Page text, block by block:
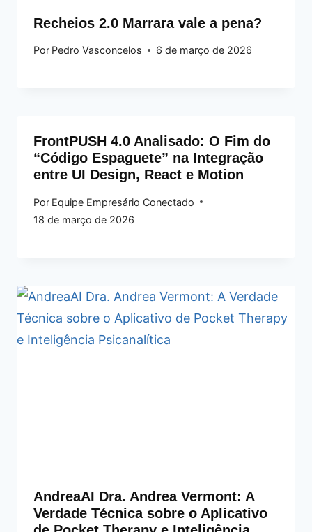
Recheios 2.0 Marrara vale a pena?
Por Pedro Vasconcelos 6 de março de 2026
FrontPUSH 4.0 Analisado: O Fim do
“Código Espaguete” na Integração
entre UI Design, React e Motion
Por Equipe Empresário Conectado
18 de março de 2026
AndreaAI Dra. Andrea Vermont: A
Verdade Técnica sobre o Aplicativo